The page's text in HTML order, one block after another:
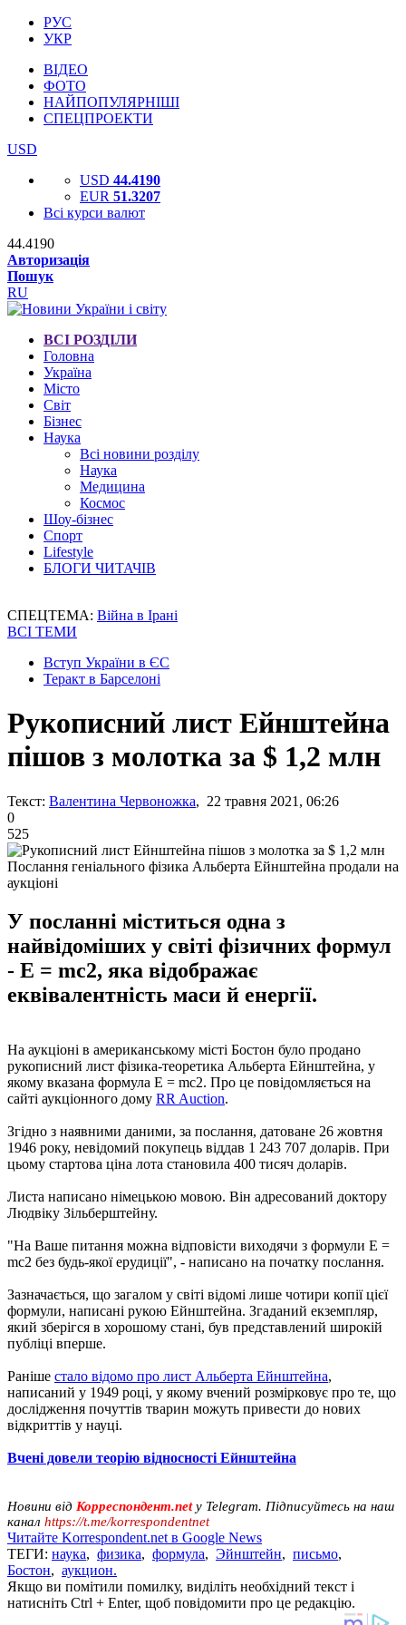
РУС
УКР
ВІДЕО
ФОТО
НАЙПОПУЛЯРНІШІ
СПЕЦПРОЕКТИ
USD
USD 44.4190
EUR 51.3207
Всі курси валют
44.4190
Авторизація
Пошук
RU
ВСІ РОЗДІЛИ
Головна
Україна
Місто
Світ
Бізнес
Наука
Всі новини розділу
Наука
Медицина
Космос
Шоу-бізнес
Спорт
Lifestyle
БЛОГИ ЧИТАЧІВ
СПЕЦТЕМА: Війна в Ірані
ВСІ ТЕМИ
Вступ України в ЄС
Теракт в Барселоні
Рукописний лист Ейнштейна
пішов з молотка за $ 1,2 млн
Текст: Валентина Червоножка, 22 травня 2021, 06:26
0
525
Послання геніального фізика Альберта Ейнштейна продали на
аукціоні
У посланні міститься одна з
найвідоміших у світі фізичних формул
- E = mc2, яка відображає
еквівалентність маси й енергії.
На аукціоні в американському місті Бостон було продано
рукописний лист фізика-теоретика Альберта Ейнштейна, у
якому вказана формула E = mc2. Про це повідомляється на
сайті аукціонного дому RR Auction.
Згідно з наявними даними, за послання, датоване 26 жовтня
1946 року, невідомий покупець віддав 1 243 707 доларів. При
цьому стартова ціна лота становила 400 тисяч доларів.
Листа написано німецькою мовою. Він адресований доктору
Людвіку Зільберштейну.
"На Ваше питання можна відповісти виходячи з формули E =
mc2 без будь-якої ерудиції", - написано на початку послання.
Зазначається, що загалом у світі відомі лише чотири копії цієї
формули, написані рукою Ейнштейна. Згаданий екземпляр,
який зберігся в хорошому стані, був представлений широкій
публіці вперше.
Раніше стало відомо про лист Альберта Ейнштейна,
написаний у 1949 році, у якому вчений розмірковує про те, що
дослідження почуттів тварин можуть привести до нових
відкриттів у науці.
Вчені довели теорію відносності Ейнштейна
Новини від Корреспондент.netу Telegram. Підписуйтесь на наш
канал https://t.me/korrespondentnet
Читайте Korrespondent.net в Google News
ТЕГИ: наука, физика, формула, Эйнштейн, письмо,
Бостон, аукцион.
Якщо ви помітили помилку, виділіть необхідний текст і
натисніть Ctrl + Enter, щоб повідомити про це редакцію.